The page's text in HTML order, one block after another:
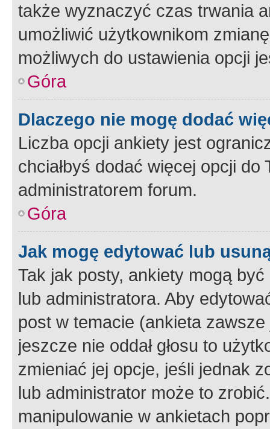
także wyznaczyć czas trwania
umożliwić użytkownikom
możliwych do ustawienia opcji
Góra
Dlaczego nie mogę dodać
Liczba opcji ankiety jest
chciałbyś dodać więcej opcji
administratorem forum.
Góra
Jak mogę edytować lub
Tak jak posty, ankiety mogą
lub administratora. Aby
post w temacie (ankieta
jeszcze nie oddał głosu to
zmieniać jej opcje, jeśli jednak
lub administrator może to
manipulowanie w ankietach